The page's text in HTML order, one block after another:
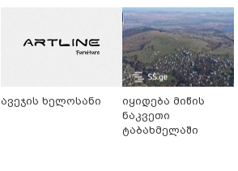
ავეჯის ხელოსანი
იყიდება მიწის
ნაკვეთი
ტაბახმელაში